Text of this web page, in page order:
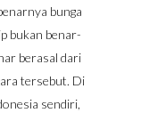
bunga
bukan benar-
berasal dari
tersebut. Di
sendiri,